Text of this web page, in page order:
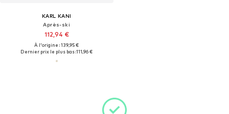
KARL KANI
Après-ski
112,94 €
À l'origine : 139,95 €
Dernier prix le plus bas :111,96 €